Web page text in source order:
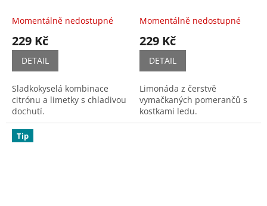
Momentálně nedostupné
229 Kč
DETAIL
Sladkokyselá kombinace
citrónu a limetky s chladivou
dochutí.
Momentálně nedostupné
229 Kč
DETAIL
Limonáda z čerstvě
vymačkaných pomerančů s
kostkami ledu.
Tip